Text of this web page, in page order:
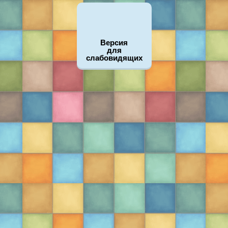
Версия
для
слабовидящих